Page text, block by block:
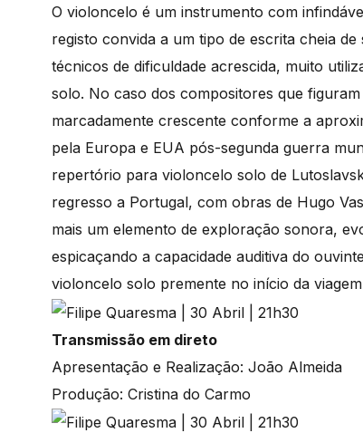
O violoncelo é um instrumento com
registo convida a um tipo de escrita cheia
técnicos de dificuldade acrescida, muito
solo. No caso dos compositores que
marcadamente crescente conforme a
pela Europa e EUA pós-segunda guerra
repertório para violoncelo solo de
regresso a Portugal, com obras de Hugo
mais um elemento de exploração sonora,
espicaçando a capacidade auditiva do
violoncelo solo premente no início da
Transmissão em direto
Apresentação e Realização: João Almeida
Produção: Cristina do Carmo